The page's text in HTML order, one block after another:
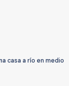
casa a río en medio